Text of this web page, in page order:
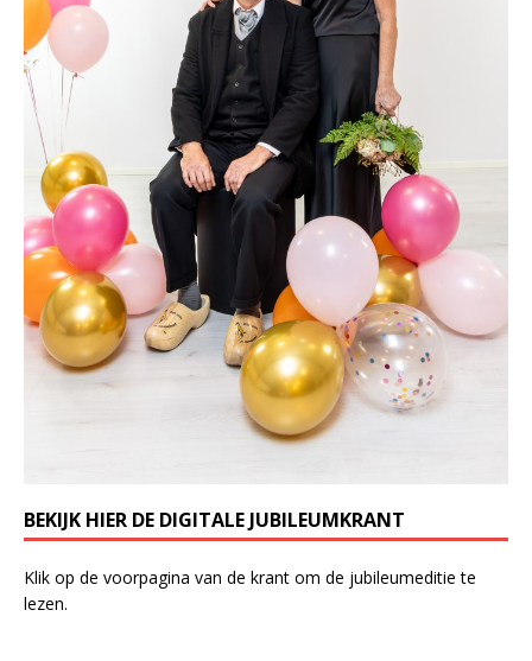
BEKIJK HIER DE DIGITALE JUBILEUMKRANT
Klik op de voorpagina van de krant om de jubileumeditie te
lezen.